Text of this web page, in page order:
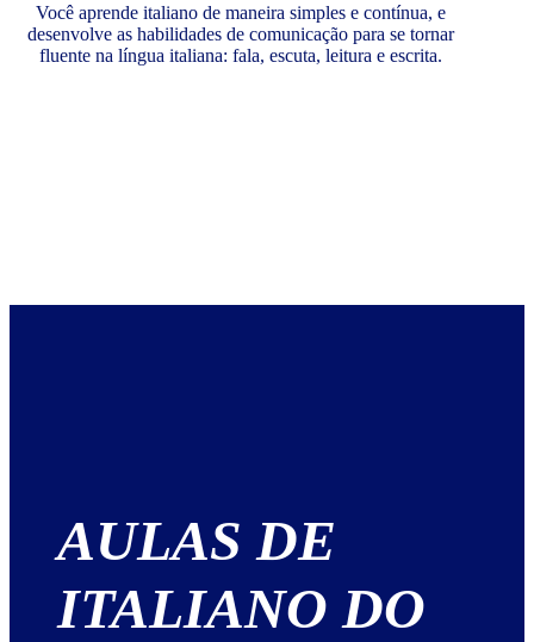
Você aprende italiano de maneira simples e contínua, e
desenvolve as habilidades de comunicação para se tornar
fluente na língua italiana: fala, escuta, leitura e escrita.
AULAS DE
ITALIANO DO